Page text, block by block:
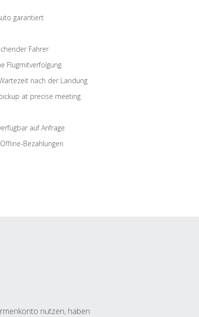
garantiert
Fahrer
Flugmitverfolgung
nach der Landung
at precise meeting
auf Anfrage
Bezahlungen
nutzen, haben